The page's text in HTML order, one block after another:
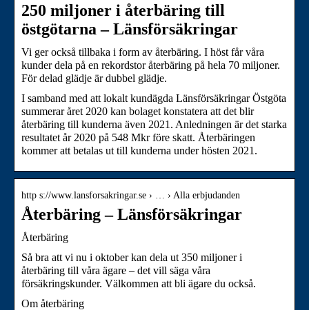
250 miljoner i återbäring till
östgötarna – Länsförsäkringar
Vi ger också tillbaka i form av återbäring. I höst får våra
kunder dela på en rekordstor återbäring på hela 70 miljoner.
För delad glädje är dubbel glädje.
I samband med att lokalt kundägda Länsförsäkringar Östgöta
summerar året 2020 kan bolaget konstatera att det blir
återbäring till kunderna även 2021. Anledningen är det starka
resultatet år 2020 på 548 Mkr före skatt. Återbäringen
kommer att betalas ut till kunderna under hösten 2021.
http s://www.lansforsakringar.se › … › Alla erbjudanden
Återbäring – Länsförsäkringar
Återbäring
Så bra att vi nu i oktober kan dela ut 350 miljoner i
återbäring till våra ägare – det vill säga våra
försäkringskunder. Välkommen att bli ägare du också.
Om återbäring